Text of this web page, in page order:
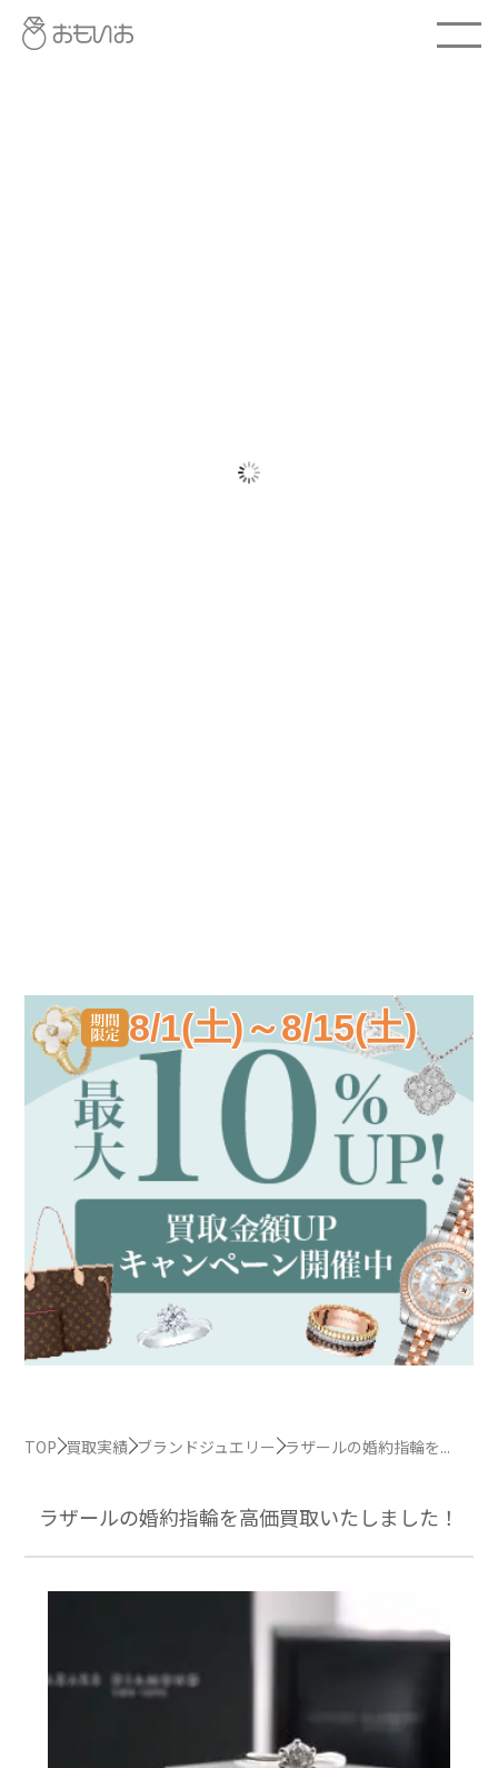
8/1(土)～8/15(土)
TOP 買取実績 ブランドジュエリー ラザールの婚約指輪を...
ラザールの婚約指輪を高価買取いたしました！